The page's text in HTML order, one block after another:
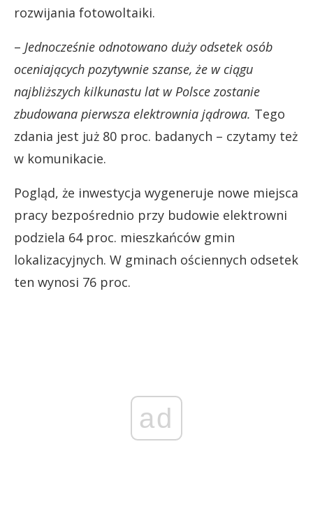
rozwijania fotowoltaiki.
– Jednocześnie odnotowano duży odsetek osób
oceniających pozytywnie szanse, że w ciągu
najbliższych kilkunastu lat w Polsce zostanie
zbudowana pierwsza elektrownia jądrowa. Tego
zdania jest już 80 proc. badanych – czytamy też
w komunikacie.
Pogląd, że inwestycja wygeneruje nowe miejsca
pracy bezpośrednio przy budowie elektrowni
podziela 64 proc. mieszkańców gmin
lokalizacyjnych. W gminach ościennych odsetek
ten wynosi 76 proc.
ad